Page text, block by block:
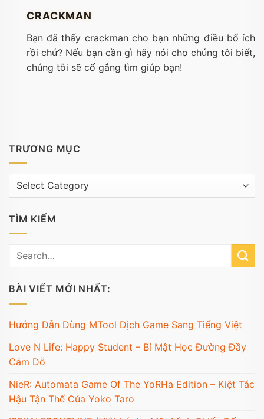
CRACKMAN
Bạn đã thấy crackman cho bạn những điều bổ ích
rồi chứ? Nếu bạn cần gì hãy nói cho chúng tôi biết,
chúng tôi sẽ cố gắng tìm giúp bạn!
TRƯƠNG MỤC
Trương
TÌM KIẾM
BÀI VIẾT MỚI NHẤT:
Hướng Dẫn Dùng MTool Dịch Game Sang Tiếng Việt
Love N Life: Happy Student – Bí Mật Học Đường Đầy
Cám Dỗ
NieR: Automata Game Of The YoRHa Edition – Kiệt Tác
Hậu Tận Thế Của Yoko Taro